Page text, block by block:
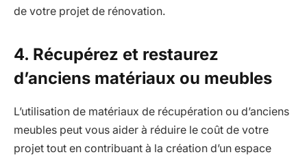
de votre projet de rénovation.
4. Récupérez et restaurez
d’anciens matériaux ou meubles
L’utilisation de matériaux de récupération ou d’anciens
meubles peut vous aider à réduire le coût de votre
projet tout en contribuant à la création d’un espace